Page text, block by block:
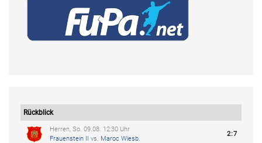
Rückblick
Herren, So. 09.08. 12:30 Uhr
Frauenstein II vs. Maroc Wiesb.
2:7